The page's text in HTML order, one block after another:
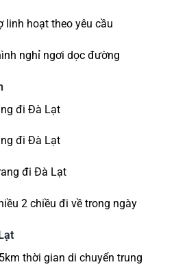
linh hoạt theo yêu cầu
nghỉ ngơi dọc đường
đi Đà Lạt
đi Đà Lạt
đi Đà Lạt
2 chiều đi về trong ngày
thời gian di chuyển trung